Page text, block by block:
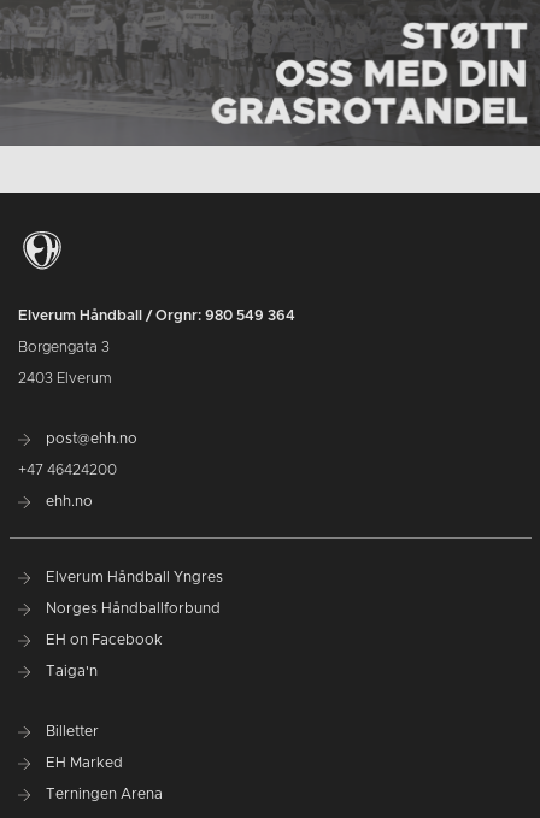
Elverum Håndball / Orgnr: 980 549 364
Borgengata 3
2403 Elverum
post@ehh.no
+47 46424200
ehh.no
Elverum Håndball Yngres
Norges Håndballforbund
EH on Facebook
Taiga'n
Billetter
EH Marked
Terningen Arena